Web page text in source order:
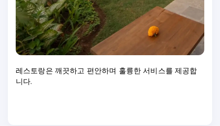
레스토랑은 깨끗하고 편안하며 훌륭한 서비스를 제공합
니다.